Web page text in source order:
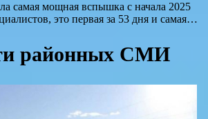
самая мощная вспышка с начала 2025
это первая за 53 дня и самая…